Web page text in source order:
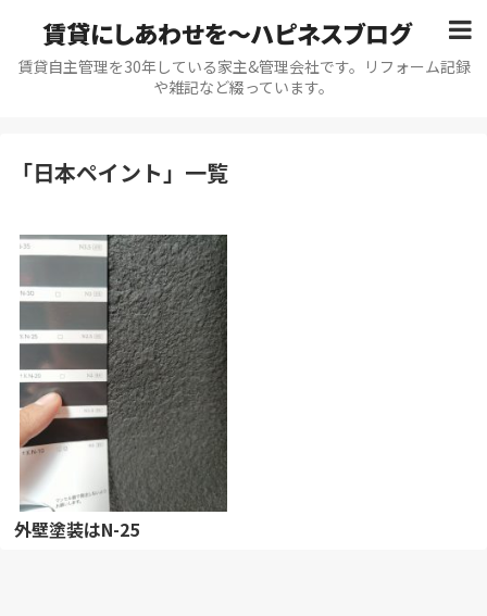
賃貸にしあわせを〜ハピネスブログ
賃貸自主管理を30年している家主&管理会社です。リフォーム記録
や雑記など綴っています。
「日本ペイント」 一覧
外壁塗装はN-25